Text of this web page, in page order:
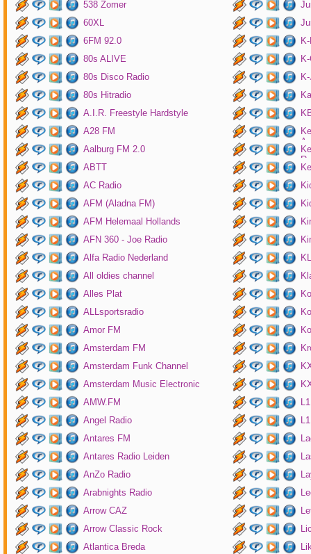
538 Zomer
60XL
6FM 92.0
80s ALIVE
80s Disco Radio
80s Hitradio
A.I.R. Freestyle Hardstyle
A28 FM
Aalburg FM 2.0
ABTT
AC Radio
AFM (Aladna FM)
AFM Helemaal Hollands
AFN 360 - Joe Radio
Alfa Radio Nederland
All oldies channel
Alles Plat
ALLsportsradio
Amor FM
Amsterdam FM
Amsterdam Funk Channel
Amsterdam Music Electronic
AMW.FM
Angel Radio
Antares FM
Antares Radio Leiden
AnZo Radio
Arabnights Radio
Arrow CAZ
Arrow Classic Rock
Atlantica Breda